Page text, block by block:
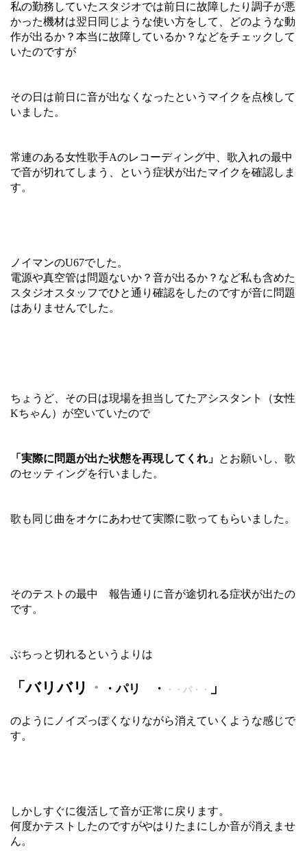
私の勤務していたスタジオでは前日に故障したり調子が悪
かった機材は翌日同じような使い方をして、どのような動
作が出るか？本当に故障しているか？などをチェックして
いたのですが
その日は前日に音が出なくなったというマイクを点検して
いました。
常連のある女性歌手Aのレコーディング中、歌入れの最中
で音が切れてしまう、という症状が出たマイクを確認しま
す。
ノイマンのU67でした。
電源や真空管は問題ないか？音が出るか？など私も含めた
スタジオスタッフでひと通り確認をしたのですが音に問題
はありませんでした。
ちょうど、その日は現場を担当してたアシスタント（女性
Kちゃん）が空いていたので
「実際に問題が出た状態を再現してくれ」 とお願いし、歌
のセッティングを行いました。
歌も同じ曲をオケにあわせて実際に歌ってもらいました。
そのテストの最中 報告通りに音が途切れる症状が出たの
です。
ぶちっと切れるというよりは
「バリバリ ・ ・パリ ・ ・・パ・・ 」
のようにノイズっぽくなりながら消えていくような感じで
す。
しかしすぐに復活して音が正常に戻ります。
何度かテストしたのですがやはりたまにしか音が消えませ
ん。